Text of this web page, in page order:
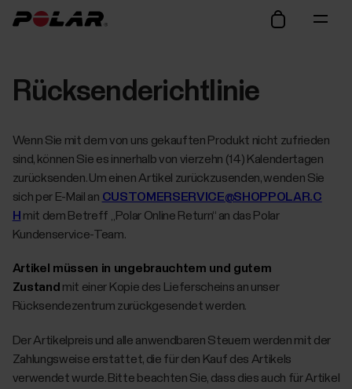
Rücksenderichtlinie
Wenn Sie mit dem von uns gekauften Produkt nicht zufrieden
sind, können Sie es innerhalb von vierzehn (14) Kalendertagen
zurücksenden. Um einen Artikel zurückzusenden, wenden Sie
sich per E-Mail an CUSTOMERSERVICE@SHOPPOLAR.C
H mit dem Betreff „Polar Online Return“ an das Polar
Kundenservice-Team.
Artikel müssen in ungebrauchtem und gutem
Zustand mit einer Kopie des Lieferscheins an unser
Rücksendezentrum zurückgesendet werden.
Der Artikelpreis und alle anwendbaren Steuern werden mit der
Zahlungsweise erstattet, die für den Kauf des Artikels
verwendet wurde. Bitte beachten Sie, dass dies auch für Artikel